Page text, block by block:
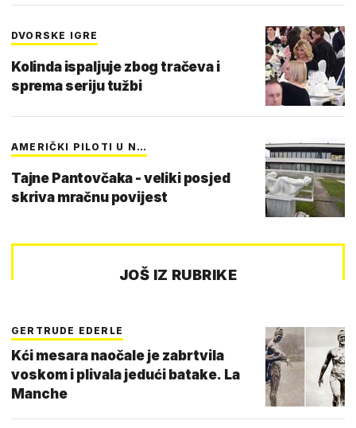
DVORSKE IGRE
Kolinda ispaljuje zbog tračeva i
sprema seriju tužbi
AMERIČKI PILOTI U N…
Tajne Pantovčaka - veliki posjed
skriva mračnu povijest
JOŠ IZ RUBRIKE
GERTRUDE EDERLE
Kći mesara naočale je zabrtvila
voskom i plivala jedući batake. La
Manche